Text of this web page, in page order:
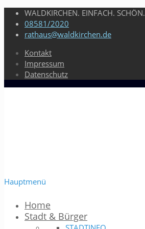
WALDKIRCHEN. EINFACH. SCHÖN.
08581/2020
rathaus@waldkirchen.de
Kontakt
Impressum
Datenschutz
Hauptmenü
Home
Stadt & Bürger